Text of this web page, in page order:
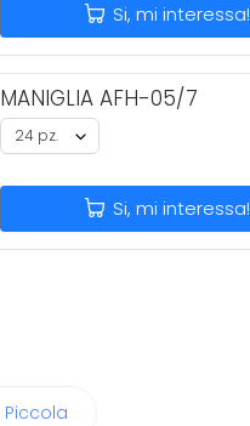
Si, mi interessa!
MANIGLIA AFH-05/7
Si, mi interessa!
Piccola